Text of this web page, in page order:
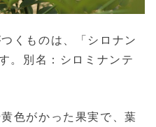
くものは、「シロナン
。別名：シロミナンテ
色がかった果実で、葉